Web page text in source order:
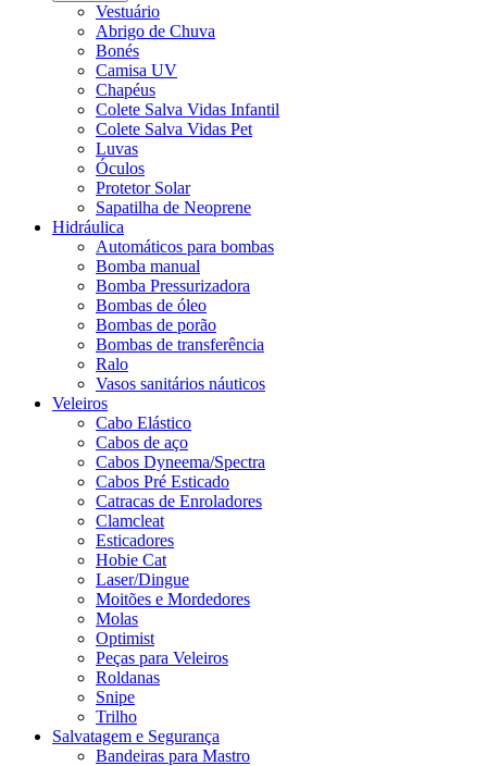
Vestuário
Abrigo de Chuva
Bonés
Camisa UV
Chapéus
Colete Salva Vidas Infantil
Colete Salva Vidas Pet
Luvas
Óculos
Protetor Solar
Sapatilha de Neoprene
Hidráulica
Automáticos para bombas
Bomba manual
Bomba Pressurizadora
Bombas de óleo
Bombas de porão
Bombas de transferência
Ralo
Vasos sanitários náuticos
Veleiros
Cabo Elástico
Cabos de aço
Cabos Dyneema/Spectra
Cabos Pré Esticado
Catracas de Enroladores
Clamcleat
Esticadores
Hobie Cat
Laser/Dingue
Moitões e Mordedores
Molas
Optimist
Peças para Veleiros
Roldanas
Snipe
Trilho
Salvatagem e Segurança
Bandeiras para Mastro